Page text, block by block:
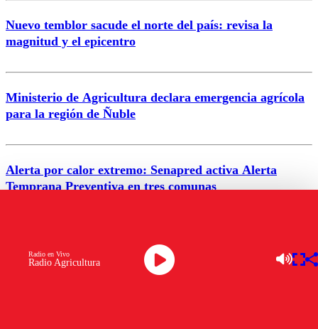
Nuevo temblor sacude el norte del país: revisa la
magnitud y el epicentro
Ministerio de Agricultura declara emergencia agrícola
para la región de Ñuble
Alerta por calor extremo: Senapred activa Alerta
Temprana Preventiva en tres comunas
Radio Agricultura
Radio en Vivo